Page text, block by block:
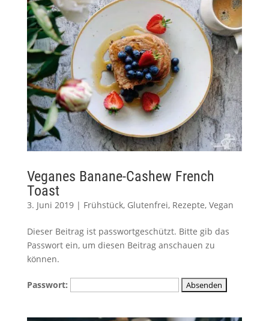
Veganes Banane-Cashew French
Toast
3. Juni 2019| Frühstück, Glutenfrei, Rezepte, Vegan
Dieser Beitrag ist passwortgeschützt. Bitte gib das
Passwort ein, um diesen Beitrag anschauen zu
können.
Passwort: